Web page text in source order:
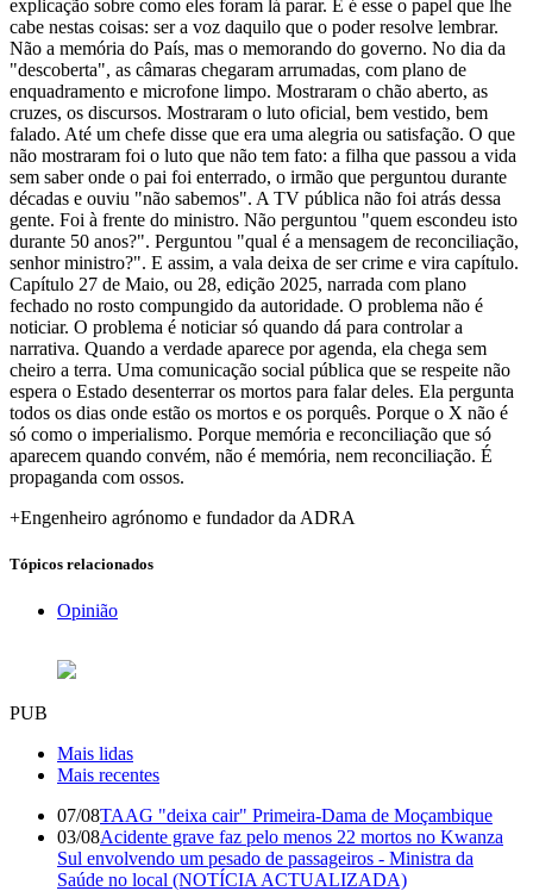
explicação sobre como eles foram lá parar. E é esse o papel que lhe
cabe nestas coisas: ser a voz daquilo que o poder resolve lembrar.
Não a memória do País, mas o memorando do governo. No dia da
"descoberta", as câmaras chegaram arrumadas, com plano de
enquadramento e microfone limpo. Mostraram o chão aberto, as
cruzes, os discursos. Mostraram o luto oficial, bem vestido, bem
falado. Até um chefe disse que era uma alegria ou satisfação. O que
não mostraram foi o luto que não tem fato: a filha que passou a vida
sem saber onde o pai foi enterrado, o irmão que perguntou durante
décadas e ouviu "não sabemos". A TV pública não foi atrás dessa
gente. Foi à frente do ministro. Não perguntou "quem escondeu isto
durante 50 anos?". Perguntou "qual é a mensagem de reconciliação,
senhor ministro?". E assim, a vala deixa de ser crime e vira capítulo.
Capítulo 27 de Maio, ou 28, edição 2025, narrada com plano
fechado no rosto compungido da autoridade. O problema não é
noticiar. O problema é noticiar só quando dá para controlar a
narrativa. Quando a verdade aparece por agenda, ela chega sem
cheiro a terra. Uma comunicação social pública que se respeite não
espera o Estado desenterrar os mortos para falar deles. Ela pergunta
todos os dias onde estão os mortos e os porquês. Porque o X não é
só como o imperialismo. Porque memória e reconciliação que só
aparecem quando convém, não é memória, nem reconciliação. É
propaganda com ossos.
+Engenheiro agrónomo e fundador da ADRA
Tópicos relacionados
Opinião
PUB
Mais lidas
Mais recentes
07/08TAAG "deixa cair" Primeira-Dama de Moçambique
03/08Acidente grave faz pelo menos 22 mortos no Kwanza
Sul envolvendo um pesado de passageiros - Ministra da
Saúde no local (NOTÍCIA ACTUALIZADA)